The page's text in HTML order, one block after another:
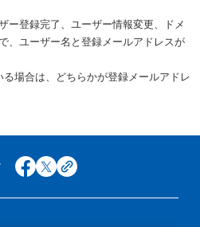
ー登録完了、ユーザー情報変更、ドメ
、ユーザー名と登録メールアドレスが
場合は、どちらかが登録メールアドレ
facebook
x copy